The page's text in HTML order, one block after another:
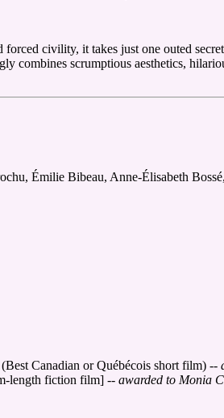
civility, it takes just one outed
combines scrumptious aesthetics,
Émilie Bibeau, Anne-Élisabeth
Canadian or Québécois short film) --
length fiction film] -- awarded to Monia